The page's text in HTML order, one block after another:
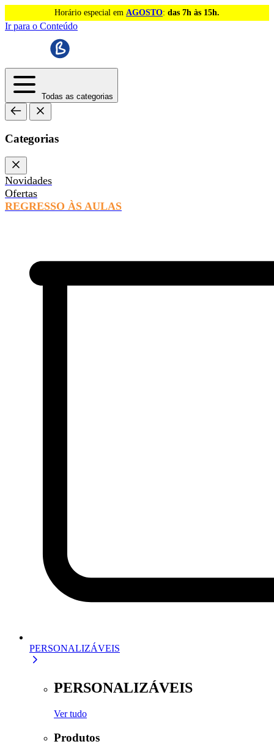
Horário especial em AGOSTO: das 7h às 15h.
Ir para o Conteúdo
Todas as categorias
Categorias
Novidades
Ofertas
REGRESSO ÀS AULAS
PERSONALIZÁVEIS
PERSONALIZÁVEIS
Ver tudo
Produtos